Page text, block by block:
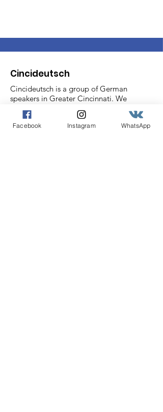
Cincideutsch
Cincideutsch is a group of German
speakers in Greater Cincinnati. We
hold Stammtisch weekly for casual
conversation. In addition, we proudly
bring historically German events like
Facebook Instagram WhatsApp